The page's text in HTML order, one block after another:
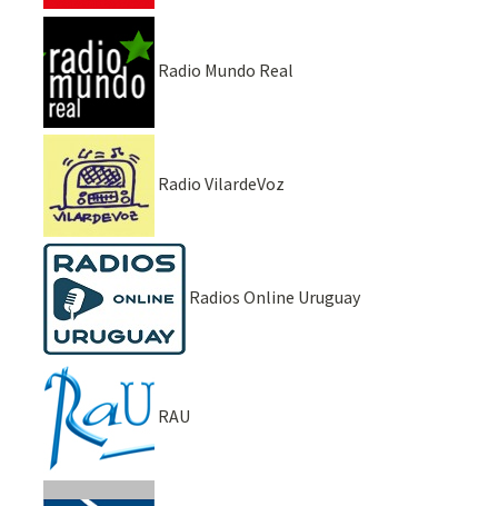
Radio Mundo Real
Radio VilardeVoz
Radios Online Uruguay
RAU